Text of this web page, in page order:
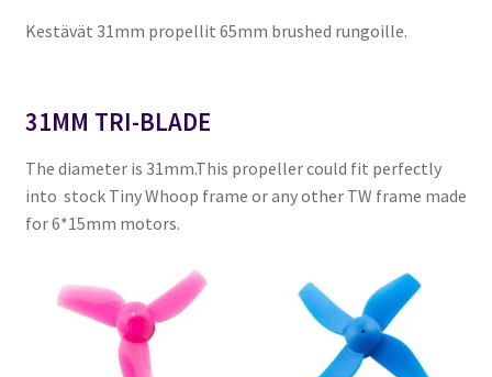
Kestävät 31mm propellit 65mm brushed rungoille.
31MM TRI-BLADE
The diameter is 31mm.This propeller could fit perfectly
into stock Tiny Whoop frame or any other TW frame made
for 6*15mm motors.